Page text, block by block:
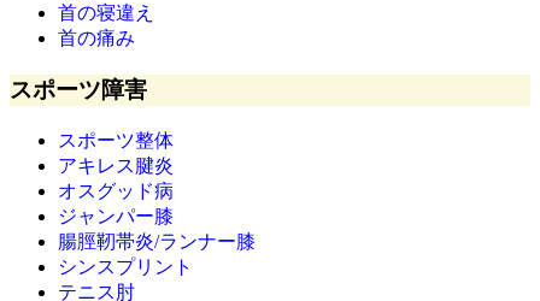
首の寝違え
首の痛み
スポーツ障害
スポーツ整体
アキレス腱炎
オスグッド病
ジャンパー膝
腸脛靭帯炎/ランナー膝
シンスプリント
テニス肘